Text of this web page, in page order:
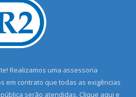
Realizamos uma assessoria
em contrato que todas as exigências
serão atendidas. Clique aqui e